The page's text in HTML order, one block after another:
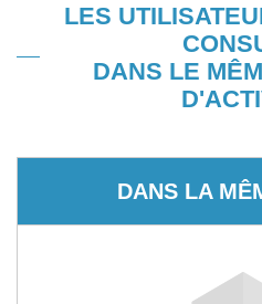
LES
DANS LE
DANS LA